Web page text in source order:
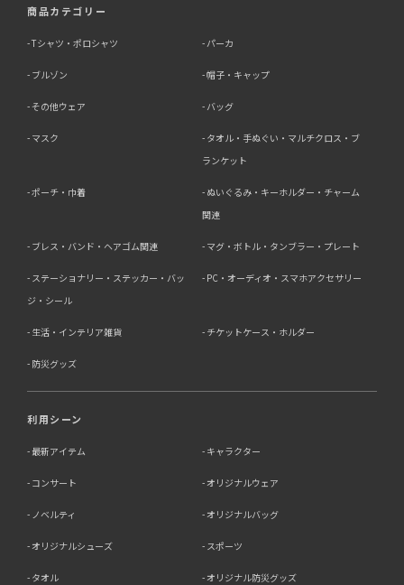
商品カテゴリー
Tシャツ・ポロシャツ パーカ
ブルゾン 帽子・キャップ
その他ウェア バッグ
マスク
タオル・手ぬぐい・マルチクロス・ブ
ランケット
ポーチ・巾着
ぬいぐるみ・キーホルダー・チャーム
関連
ブレス・バンド・ヘアゴム関連 マグ・ボトル・タンブラー・プレート
ステーショナリー・ステッカー・バッ
ジ・シール
PC・オーディオ・スマホアクセサリー
生活・インテリア雑貨 チケットケース・ホルダー
防災グッズ
利用シーン
最新アイテム キャラクター
コンサート オリジナルウェア
ノベルティ オリジナルバッグ
オリジナルシューズ スポーツ
タオル オリジナル防災グッズ